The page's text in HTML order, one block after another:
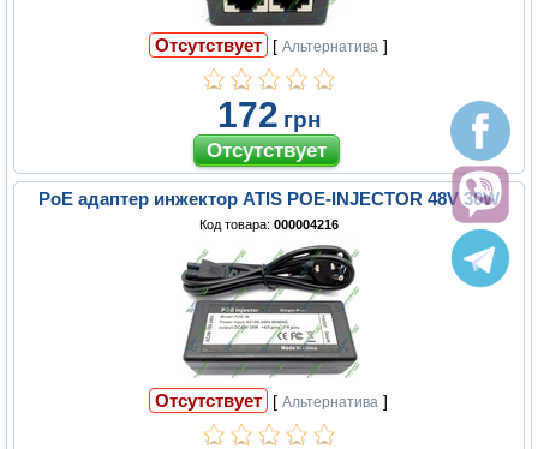
Отсутствует [Альтернатива ]
172 грн
PoE адаптер инжектор ATIS POE-INJECTOR 48V 30W
Код товара: 000004216
Отсутствует [Альтернатива ]